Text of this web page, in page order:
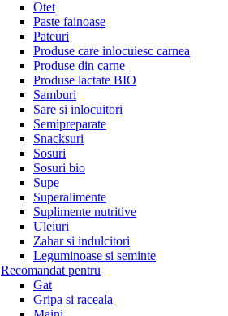
Otet
Paste fainoase
Pateuri
Produse care inlocuiesc carnea
Produse din carne
Produse lactate BIO
Samburi
Sare si inlocuitori
Semipreparate
Snacksuri
Sosuri
Sosuri bio
Supe
Superalimente
Suplimente nutritive
Uleiuri
Zahar si indulcitori
Leguminoase si seminte
Recomandat pentru
Gat
Gripa si raceala